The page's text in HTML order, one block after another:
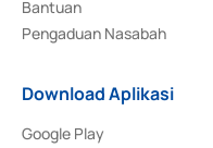
Bantuan
Pengaduan Nasabah
Download Aplikasi
Google Play